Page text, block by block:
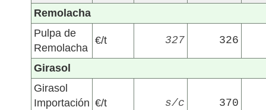
Remolacha
Pulpa de
Remolacha
€/t 327 326
Girasol
Girasol
Importación €/t s/c 370